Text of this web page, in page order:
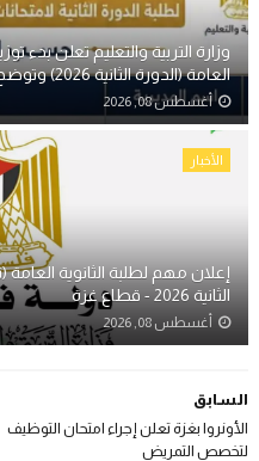
وزارة التربية والتعليم تعلن بدء
العامة (الدورة الثانية 2026) وتوضح أماكن الاستلام والتعليمات
أغسطس 08, 2026
الأخبار
إعلان مهم لطلبة الثانوية
الثانية 2026 - قطاع غزة
أغسطس 08, 2026
السابق
الأونروا بغزة تعلن إجراء امتحان التوظيف
لتخصص التمريض